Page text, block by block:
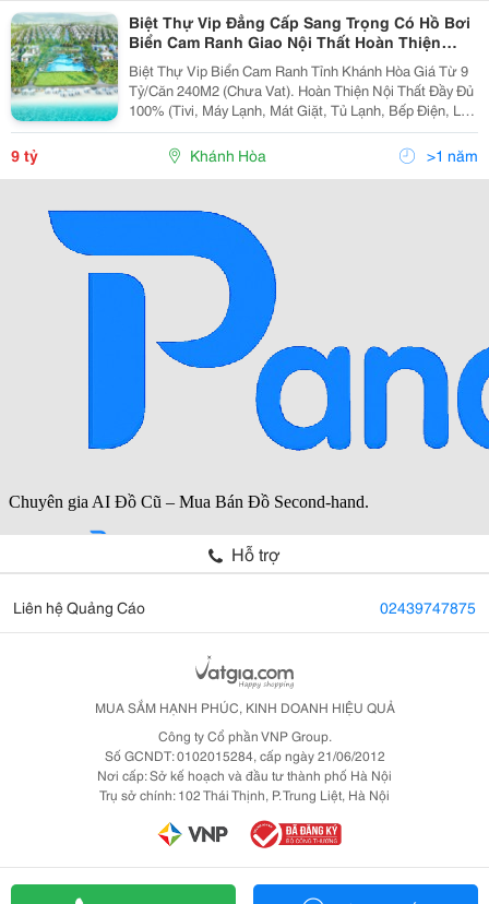
Biệt Thự Vip Đẳng Cấp Sang Trọng Có Hồ Bơi
Biển Cam Ranh Giao Nội Thất Hoàn Thiện
100%,Ck Cao 18%
Biệt Thự Vip Biển Cam Ranh Tỉnh Khánh Hòa Giá Từ 9
Tỷ/Căn 240M2 (Chưa Vat). Hoàn Thiện Nội Thất Đầy Đủ
100% (Tivi, Máy Lạnh, Mát Giặt, Tủ Lạnh, Bếp Điện, Lò
Nướng, Máy Hút Khói, Giường Tủ Bàn Ghế, Máy Sấy
Tóc,...) Thanh Toán Theo Tiến Độ Công T
9 tỷ Khánh Hòa >1 năm
Hỗ trợ
Liên hệ Quảng Cáo 02439747875
MUA SẮM HẠNH PHÚC, KINH DOANH HIỆU QUẢ
Công ty Cổ phần VNP Group.
Số GCNDT: 0102015284, cấp ngày 21/06/2012
Nơi cấp: Sở kế hoạch và đầu tư thành phố Hà Nội
Trụ sở chính: 102 Thái Thịnh, P. Trung Liệt, Hà Nội